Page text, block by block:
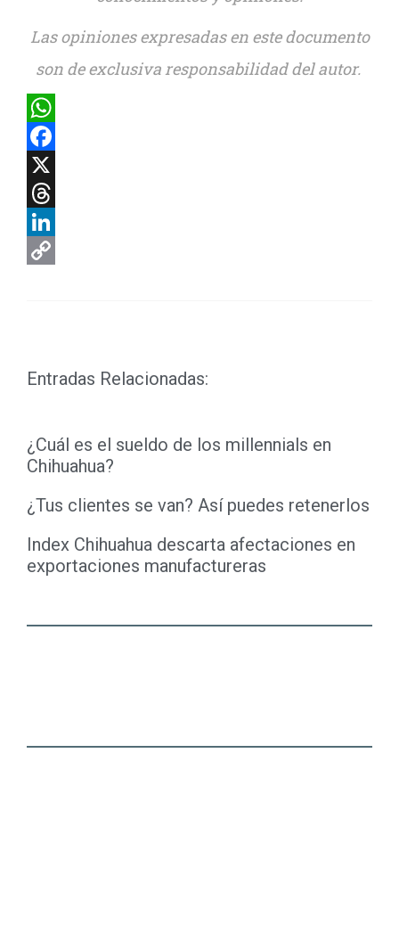
Las opiniones expresadas en este documento
son de exclusiva responsabilidad del autor.
WhatsApp
Facebook
X
Threads
LinkedIn
Entradas Relacionadas:
¿Cuál es el sueldo de los millennials en
Chihuahua?
¿Tus clientes se van? Así puedes retenerlos
Index Chihuahua descarta afectaciones en
exportaciones manufactureras